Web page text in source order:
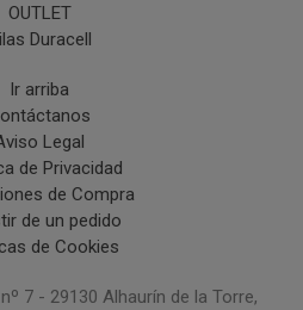
OUTLET
Duracell
Ir arriba
Legal
de Privacidad
de Compra
de un pedido
de Cookies
7 - 29130 Alhaurín de la Torre,